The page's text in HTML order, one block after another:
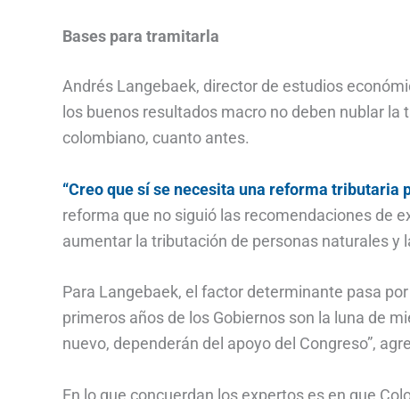
Bases para tramitarla
Andrés Langebaek, director de estudios
los buenos resultados macro no deben nublar
colombiano, cuanto antes.
“Creo que sí se necesita una reforma tributaria
reforma que no siguió las recomendaciones de
aumentar la tributación de personas naturales y
Para Langebaek, el factor determinante pasa
primeros años de los Gobiernos son la luna de
nuevo, dependerán del apoyo del Congreso”,
En lo que concuerdan los expertos es en que